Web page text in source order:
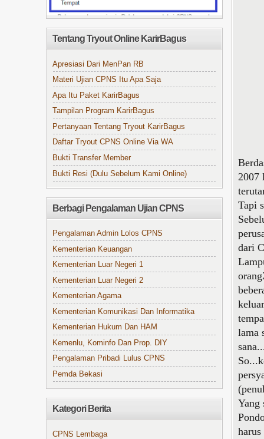
2007
Tapi
dari
lama
Yang
Tentang Tryout Online KarirBagus
Apresiasi Dari MenPan RB
Materi Ujian CPNS Itu Apa Saja
Apa Itu Paket KarirBagus
Tampilan Program KarirBagus
Pertanyaan Tentang Tryout KarirBagus
Daftar Tryout CPNS Online Via WA
Bukti Transfer Member
Bukti Resi (Dulu Sebelum Kami Online)
Berbagi Pengalaman Ujian CPNS
Pengalaman Admin Lolos CPNS
Kementerian Keuangan
Kementerian Luar Negeri 1
Kementerian Luar Negeri 2
Kementerian Agama
Kementerian Komunikasi Dan Informatika
Kementerian Hukum Dan HAM
Kemenlu, Kominfo Dan Prop. DIY
Pengalaman Pribadi Lulus CPNS
Pemda Bekasi
Kategori Berita
CPNS Lembaga